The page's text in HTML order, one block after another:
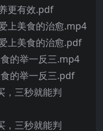
更有效.pdf
上美食的治愈.mp4
上美食的治愈.pdf
的举一反三.mp4
食的举一反三.pdf
，三秒就能判
，三秒就能判